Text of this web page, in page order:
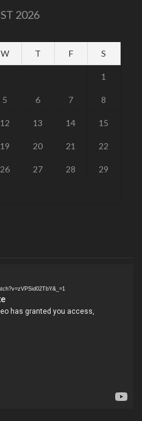
2026
W T F S
1
5 6 7 8
12 13 14 15
19 20 21 22
26 27 28 29